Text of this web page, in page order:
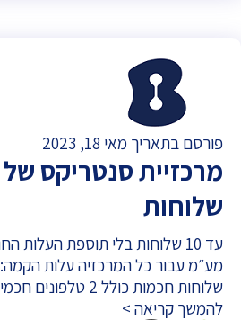
פורסם בתאריך מאי 18, 2023
שלוחות
שלוחות חכמות כולל 2 טלפונים חכמים מאפיינים עיקריים: ..
להמשך קריאה >